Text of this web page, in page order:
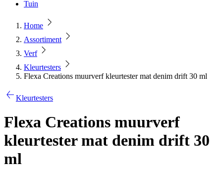
Tuin
Home
Assortiment
Verf
Kleurtesters
Flexa Creations muurverf kleurtester mat denim drift 30 ml
Kleurtesters
Flexa Creations muurverf
kleurtester mat denim drift 30
ml